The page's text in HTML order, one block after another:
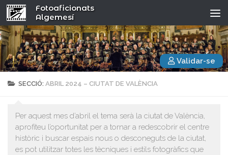
Fotoaficionats
Algemesí
Validar-se
SECCIÓ:ABRIL 2024 – CIUTAT DE VALÈNCIA
Per aquest mes d’abril el tema serà la ciutat de València,
aprofiteu l’oportunitat per a tornar a redescobrir el centre
històric i buscar espais nous o desconeguts de la ciutat,
es pot utilitzar totes les tècniques i estils fotogràfics que